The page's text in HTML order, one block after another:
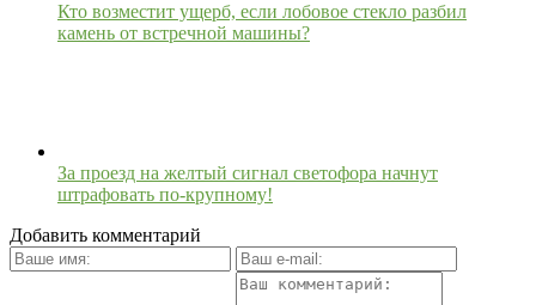
Кто возместит ущерб, если лобовое стекло разбил
камень от встречной машины?
За проезд на желтый сигнал светофора начнут
штрафовать по-крупному!
Добавить комментарий